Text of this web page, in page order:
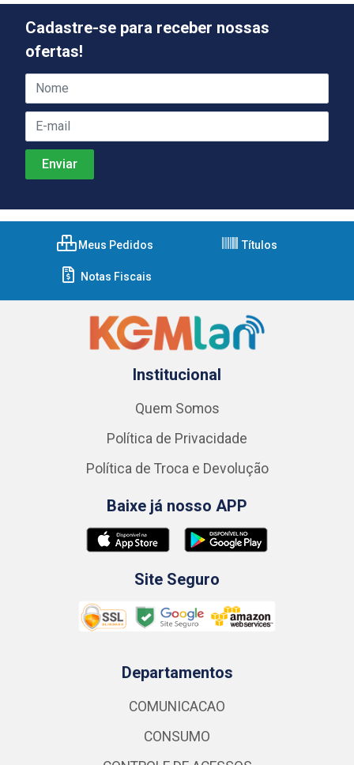
Cadastre-se para receber nossas
ofertas!
Meus Pedidos Títulos
Notas Fiscais
Institucional
Quem Somos
Política de Privacidade
Política de Troca e Devolução
Baixe já nosso APP
Site Seguro
Departamentos
COMUNICACAO
CONSUMO